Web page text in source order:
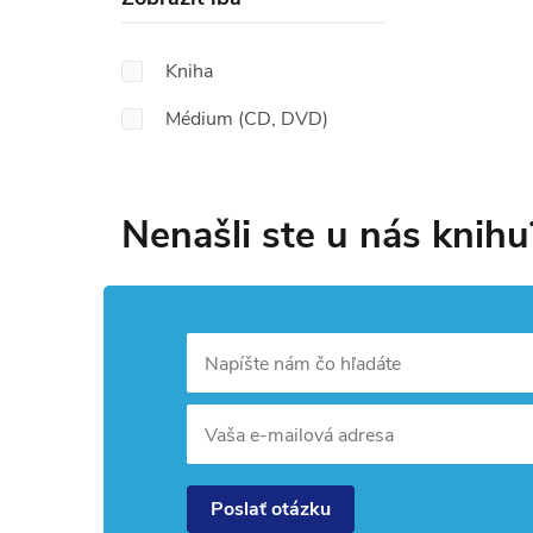
Kniha
Médium (CD, DVD)
Nenašli ste u nás
Napíšte nám čo hľadáte
Vaša e-mailová adresa
Poslať otázku